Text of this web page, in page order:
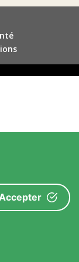
Accepter